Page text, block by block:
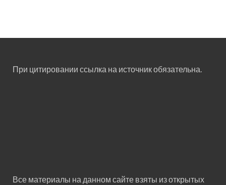
При цитировании ссылка на источник обязательна.
Все материалы на данном сайте взяты из открытых